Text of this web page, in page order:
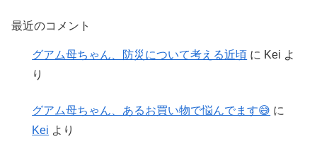
最近のコメント
グアム母ちゃん、防災について考える近頃 に Kei よ
り
グアム母ちゃん、あるお買い物で悩んでます😅 に
Kei より